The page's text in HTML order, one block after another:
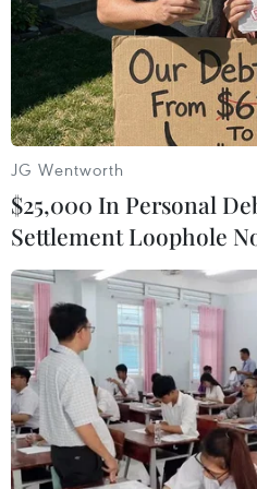
17/07/2026 14:29
Pinwheel trình làng điện
kiểu cổ điển dành cho trẻ
Khởi công Trụ sở Trung
chống tội phạm mạng châu
Bình Dương
10/07/2026 20:14
Meta nâng cấp mô hình AI
Spark, mở rộng cuộc đua
10/07/2026 06:08
JG Wentworth
$25,000 In Personal
Settlement Loophole